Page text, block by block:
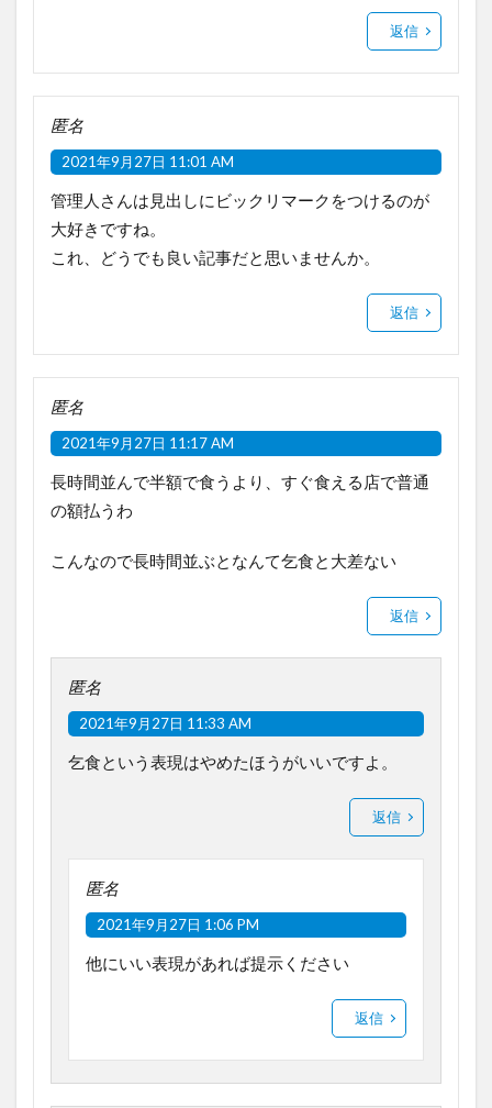
返信
匿名
2021年9月27日 11:01 AM
管理人さんは見出しにビックリマークをつけるのが
大好きですね。
これ、どうでも良い記事だと思いませんか。
返信
匿名
2021年9月27日 11:17 AM
長時間並んで半額で食うより、すぐ食える店で普通
の額払うわ
こんなので長時間並ぶとなんて乞食と大差ない
返信
匿名
2021年9月27日 11:33 AM
乞食という表現はやめたほうがいいですよ。
返信
匿名
2021年9月27日 1:06 PM
他にいい表現があれば提示ください
返信